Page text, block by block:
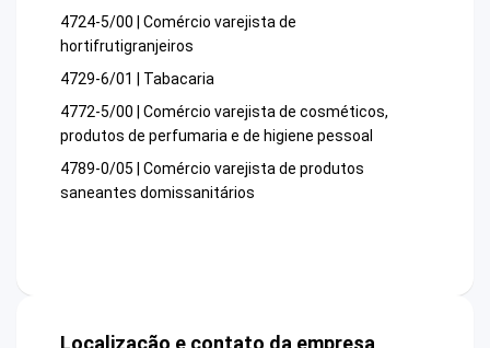
4724-5/00 | Comércio varejista de
hortifrutigranjeiros
4729-6/01 | Tabacaria
4772-5/00 | Comércio varejista de cosméticos,
produtos de perfumaria e de higiene pessoal
4789-0/05 | Comércio varejista de produtos
saneantes domissanitários